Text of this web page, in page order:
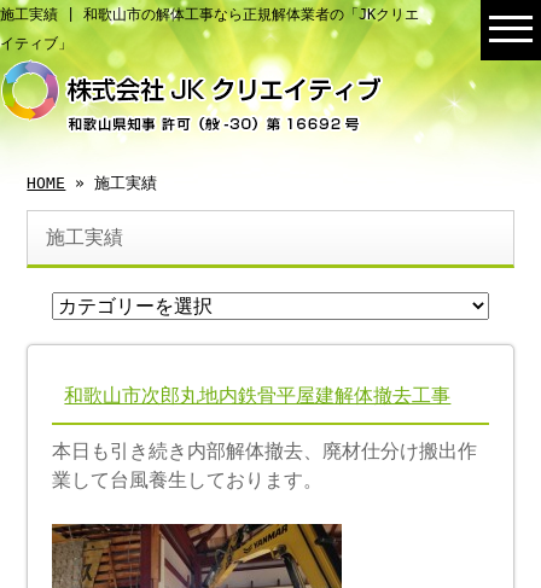
施工実績 | 和歌山市の解体工事なら正規解体業者の「JKクリエ
イティブ」
HOME » 施工実績
施工実績
和歌山市次郎丸地内鉄骨平屋建解体撤去工事
本日も引き続き内部解体撤去、廃材仕分け搬出作
業して台風養生しております。